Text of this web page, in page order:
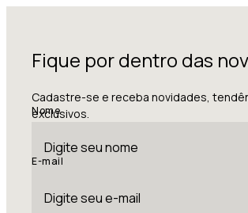
Fique por dentro das
Cadastre-se e receba novidades,
exclusivos.
Nome
E-mail